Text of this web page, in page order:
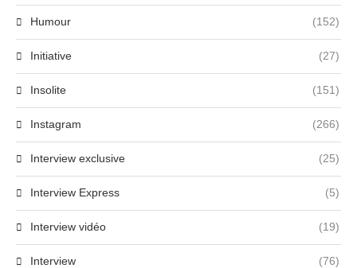
Humour (152)
Initiative (27)
Insolite (151)
Instagram (266)
Interview exclusive (25)
Interview Express (5)
Interview vidéo (19)
Interview (76)